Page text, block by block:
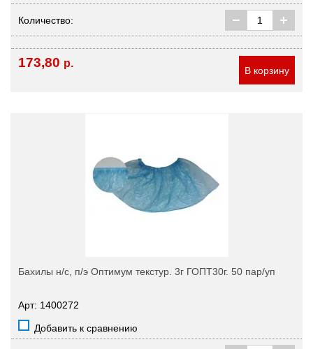
Количество:
173,80 р.
В корзину
Бахилы н/с, п/э Оптимум текстур. 3г ГОПТ30г. 50 пар/уп
Арт: 1400272
Добавить к сравнению